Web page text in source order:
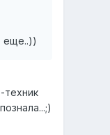
еще..))
техник